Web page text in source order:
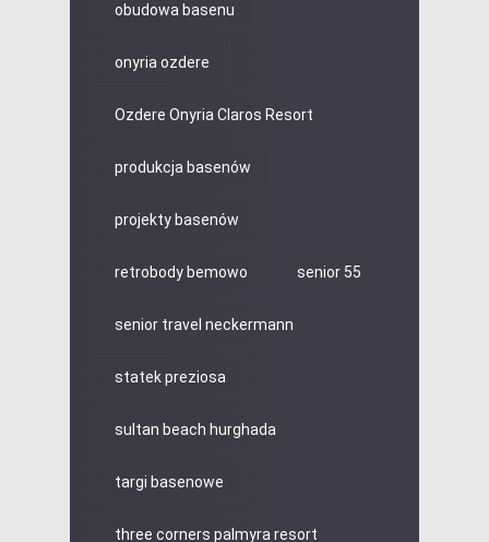
obudowa basenu
onyria ozdere
Ozdere Onyria Claros Resort
produkcja basenów
projekty basenów
retrobody bemowo senior 55
senior travel neckermann
statek preziosa
sultan beach hurghada
targi basenowe
three corners palmyra resort